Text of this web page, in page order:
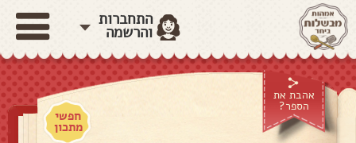
התחברות
והרשמה
אהבת את
הספר?
חפשי
מתכון